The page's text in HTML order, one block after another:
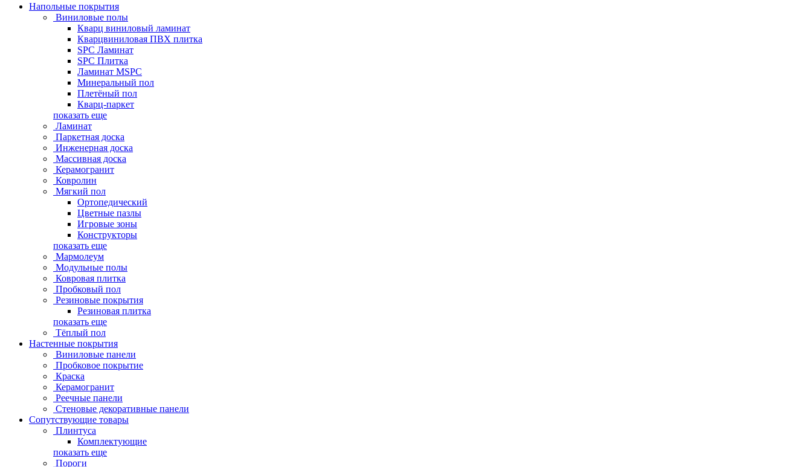
Напольные покрытия
Виниловые полы
Кварц виниловый ламинат
Кварцвиниловая ПВХ плитка
SPC Ламинат
SPC Плитка
Ламинат MSPC
Минеральный пол
Плетёный пол
Кварц-паркет
показать еще
Ламинат
Паркетная доска
Инженерная доска
Массивная доска
Керамогранит
Ковролин
Мягкий пол
Ортопедический
Цветные пазлы
Игровые зоны
Конструкторы
показать еще
Мармолеум
Модульные полы
Ковровая плитка
Пробковый пол
Резиновые покрытия
Резиновая плитка
показать еще
Тёплый пол
Настенные покрытия
Виниловые панели
Пробковое покрытие
Краска
Керамогранит
Реечные панели
Стеновые декоративные панели
Сопутствующие товары
Плинтуса
Комплектующие
показать еще
Пороги